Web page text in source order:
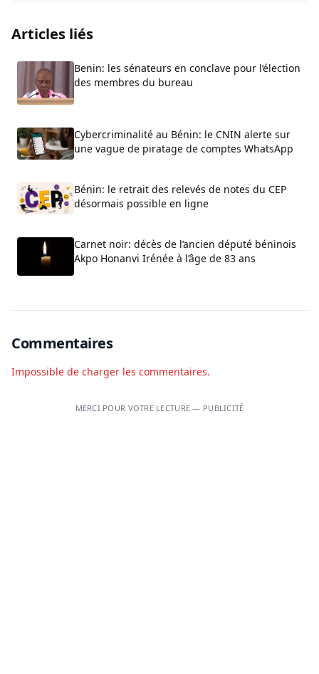
Articles liés
Benin: les sénateurs en conclave pour l’élection
des membres du bureau
Cybercriminalité au Bénin: le CNIN alerte sur
une vague de piratage de comptes WhatsApp
Bénin: le retrait des relevés de notes du CEP
désormais possible en ligne
Carnet noir: décès de l’ancien député béninois
Akpo Honanvi Irénée à l’âge de 83 ans
Commentaires
Impossible de charger les commentaires.
MERCI POUR VOTRE LECTURE — PUBLICITÉ